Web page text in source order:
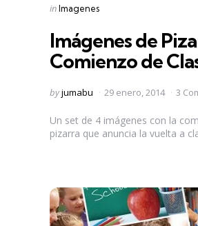
Categories
Posted
inImagenes
Imágenes de
Comienzo de
Posted
byjumabu 29 enero, 2014 3
Un set de 4 imágenes con la
pizarra que anuncia la vuelta a